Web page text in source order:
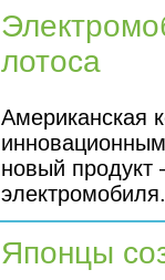
лотоса
Американская
новый продукт
Японцы